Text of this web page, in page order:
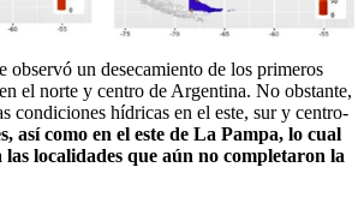
observó un desecamiento de los primeros
el norte y centro de Argentina. No obstante,
condiciones hídricas en el este, sur y centro-
así como en el este de La Pampa, lo cual
localidades que aún no completaron la